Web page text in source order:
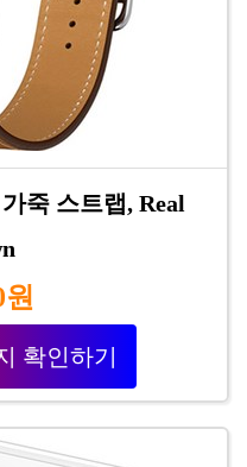
죽 스트랩, Real
확인하기